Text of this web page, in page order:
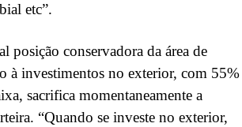
etc”.
posição conservadora da área de
à investimentos no exterior, com 55%
sacrifica momentaneamente a
“Quando se investe no exterior,